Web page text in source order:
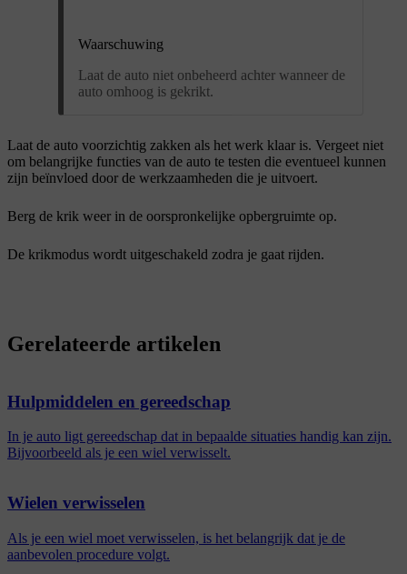
Waarschuwing
Laat de auto niet onbeheerd achter wanneer de
auto omhoog is gekrikt.
Laat de auto voorzichtig zakken als het werk klaar is. Vergeet niet
om belangrijke functies van de auto te testen die eventueel kunnen
zijn beïnvloed door de werkzaamheden die je uitvoert.
Berg de krik weer in de oorspronkelijke opbergruimte op.
De krikmodus wordt uitgeschakeld zodra je gaat rijden.
Gerelateerde artikelen
Hulpmiddelen en gereedschap
In je auto ligt gereedschap dat in bepaalde situaties handig kan zijn.
Bijvoorbeeld als je een wiel verwisselt.
Wielen verwisselen
Als je een wiel moet verwisselen, is het belangrijk dat je de
aanbevolen procedure volgt.